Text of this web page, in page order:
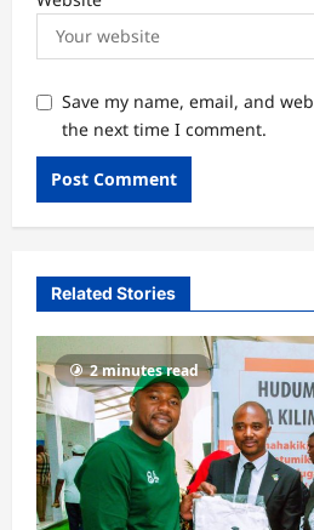
Save my name, email, and
the next time I comment.
Related Stories
2 minutes read